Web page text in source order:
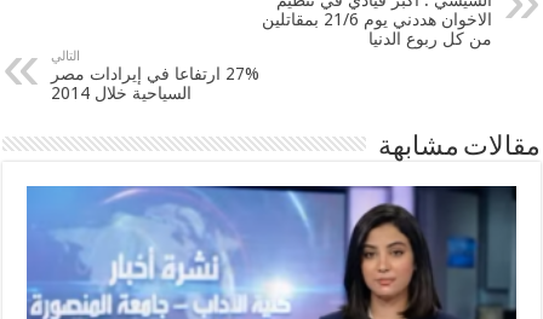
الاخوان هددني يوم 21/6 بمقاتلين
من كل ربوع الدنيا
التالي
27% ارتفاعا في إيرادات ‏مصر‬
السياحية خلال 2014
مقالات مشابهة